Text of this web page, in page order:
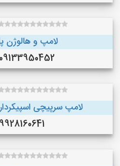
لامپ و هالوژن
09133950452 (کرمان )
لامپ سرپیچی
09928160641